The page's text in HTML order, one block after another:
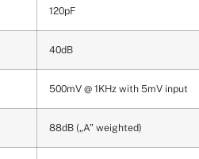
120pF
40dB
500mV @ 1KHz with 5mV input
88dB („A” weighted)